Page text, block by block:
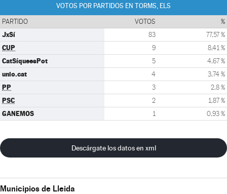
VOTOS POR PARTIDOS EN TORMS, ELS
PARTIDO VOTOS %
JxSí 83 77,57 %
CUP 9 8,41 %
CatSíqueesPot 5 4,67 %
unio.cat 4 3,74 %
PP 3 2,8 %
PSC 2 1,87 %
GANEMOS 1 0,93 %
Descárgate los datos en xml
Municipios de Lleida